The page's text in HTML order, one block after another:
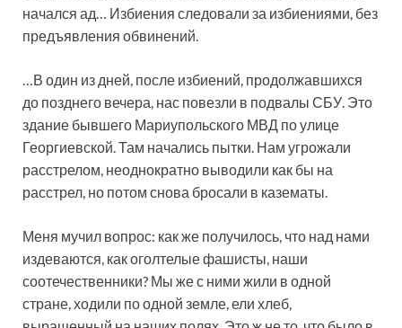
начался ад… Избиения следовали за избиениями, без
предъявления обвинений.
…В один из дней, после избиений, продолжавшихся
до позднего вечера, нас повезли в подвалы СБУ. Это
здание бывшего Мариупольского МВД по улице
Георгиевской. Там начались пытки. Нам угрожали
расстрелом, неоднократно выводили как бы на
расстрел, но потом снова бросали в казематы.
Меня мучил вопрос: как же получилось, что над нами
издеваются, как оголтелые фашисты, наши
соотечественники? Мы же с ними жили в одной
стране, ходили по одной земле, ели хлеб,